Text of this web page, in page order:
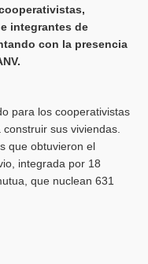
integrantes de
con la presencia
para los cooperativistas
sus viviendas.
que obtuvieron el
integrada por 18
que nuclean 631